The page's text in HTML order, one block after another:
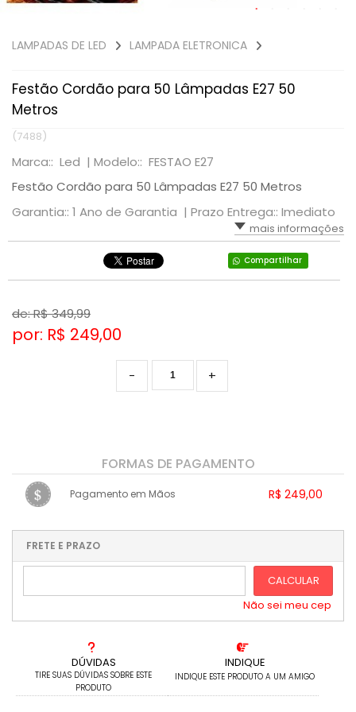
LAMPADAS DE LED LAMPADA ELETRONICA
Festão Cordão para 50 Lâmpadas E27 50
Metros
(7488)
Marca:: Led | Modelo:: FESTAO E27
Festão Cordão para 50 Lâmpadas E27 50 Metros
Garantia:: 1 Ano de Garantia | Prazo Entrega:: Imediato
mais informações
Compartilhar
DÚVIDAS
TIRE SUAS DÚVIDAS SOBRE ESTE
PRODUTO
INDIQUE
INDIQUE ESTE PRODUTO A UM AMIGO
de: R$349,99
por: R$ 249,00
+
-
FORMAS DE PAGAMENTO
Pagamento em Mãos R$ 249,00
...
....
FRETE E PRAZO
CALCULAR
Não sei meu cep